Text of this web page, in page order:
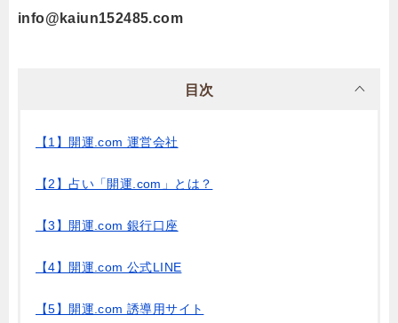
info@kaiun152485.com
目次
【1】開運.com 運営会社
【2】占い「開運.com」とは？
【3】開運.com 銀行口座
【4】開運.com 公式LINE
【5】開運.com 誘導用サイト